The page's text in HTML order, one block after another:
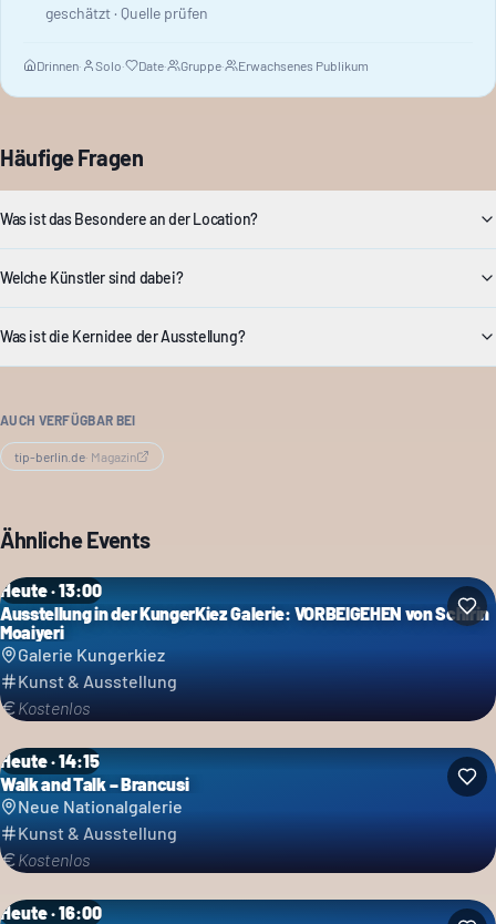
geschätzt · Quelle prüfen
Drinnen· Solo· Date· Gruppe· Erwachsenes Publikum
Häufige Fragen
Was ist das Besondere an der Location?
Welche Künstler sind dabei?
Was ist die Kernidee der Ausstellung?
AUCH VERFÜGBAR BEI
tip-berlin.de· Magazin
Ähnliche Events
Heute · 13:00
Ausstellung in der KungerKiez Galerie: VORBEIGEHEN von Schirin
Moaiyeri
Galerie Kungerkiez
Kunst & Ausstellung
Kostenlos
Heute · 14:15
Walk and Talk – Brancusi
Neue Nationalgalerie
Kunst & Ausstellung
Kostenlos
Heute · 16:00